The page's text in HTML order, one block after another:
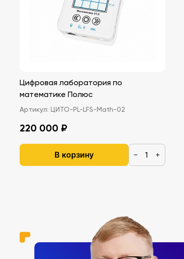
Цифровая лаборатория по
математике Полюс
Артикул: ЦИТО-PL-LFS-Math-02
220 000 ₽
В корзину − +